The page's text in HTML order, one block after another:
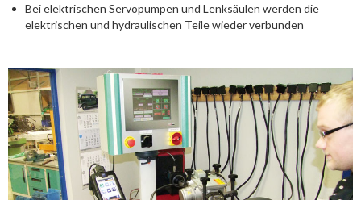
Bei elektrischen Servopumpen und Lenksäulen werden die
elektrischen und hydraulischen Teile wieder verbunden